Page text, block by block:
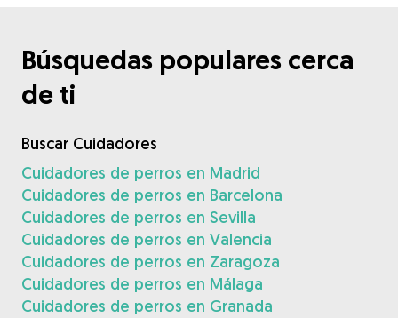
Búsquedas populares cerca
de ti
Buscar Cuidadores
Cuidadores de perros en Madrid
Cuidadores de perros en Barcelona
Cuidadores de perros en Sevilla
Cuidadores de perros en Valencia
Cuidadores de perros en Zaragoza
Cuidadores de perros en Málaga
Cuidadores de perros en Granada